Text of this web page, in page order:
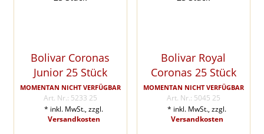
Bolivar Coronas
Junior 25 Stück
MOMENTAN NICHT VERFÜGBAR
Art. Nr.: 5233 25
* inkl. MwSt., zzgl.
Versandkosten
Bolivar Royal
Coronas 25 Stück
MOMENTAN NICHT VERFÜGBAR
Art. Nr.: 5045 25
* inkl. MwSt., zzgl.
Versandkosten